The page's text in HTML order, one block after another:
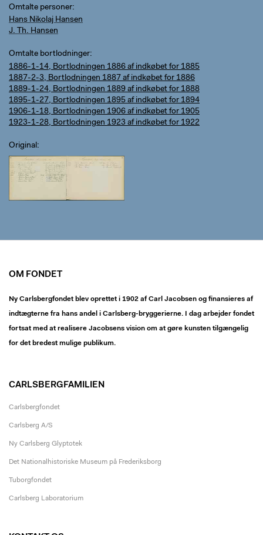
Omtalte personer
Hans Nikolaj Hansen
J. Th. Hansen
Omtalte bortlodninger
1886-1-14, Bortlodningen 1886 af indkøbet for 1885
1887-2-3, Bortlodningen 1887 af indkøbet for 1886
1889-1-24, Bortlodningen 1889 af indkøbet for 1888
1895-1-27, Bortlodningen 1895 af indkøbet for 1894
1906-1-18, Bortlodningen 1906 af indkøbet for 1905
1923-1-28, Bortlodningen 1923 af indkøbet for 1922
Original
OM FONDET
Ny Carlsbergfondet blev oprettet i 1902 af Carl Jacobsen og finansieres af
indtægterne fra hans andel i Carlsberg-bryggerierne. I dag arbejder fondet
fortsat med at realisere Jacobsens vision om at gøre kunsten tilgængelig
for det bredest mulige publikum.
CARLSBERGFAMILIEN
Carlsbergfondet
Carlsberg A/S
Ny Carlsberg Glyptotek
Det Nationalhistoriske Museum på Frederiksborg
Tuborgfondet
Carlsberg Laboratorium